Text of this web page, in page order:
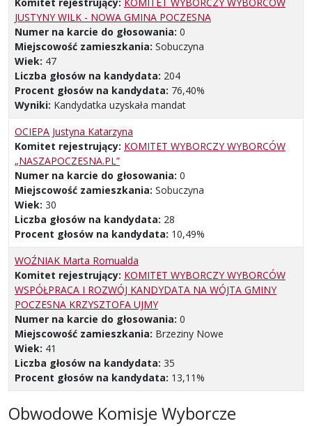
JUSTYNY WILK - NOWA GMINA POCZESNA
Numer na karcie do głosowania: 0
Miejscowość zamieszkania: Sobuczyna
Wiek: 47
Liczba głosów na kandydata: 204
Procent głosów na kandydata: 76,40%
Wyniki: Kandydatka uzyskała mandat
OCIEPA Justyna Katarzyna
Komitet rejestrujący: KOMITET WYBORCZY WYBORCÓW
„NASZAPOCZESNA.PL”
Numer na karcie do głosowania: 0
Miejscowość zamieszkania: Sobuczyna
Wiek: 30
Liczba głosów na kandydata: 28
Procent głosów na kandydata: 10,49%
WOŹNIAK Marta Romualda
Komitet rejestrujący: KOMITET WYBORCZY WYBORCÓW
WSPÓŁPRACA I ROZWÓJ KANDYDATA NA WÓJTA GMINY
POCZESNA KRZYSZTOFA UJMY
Numer na karcie do głosowania: 0
Miejscowość zamieszkania: Brzeziny Nowe
Wiek: 41
Liczba głosów na kandydata: 35
Procent głosów na kandydata: 13,11%
Obwodowe Komisje Wyborcze